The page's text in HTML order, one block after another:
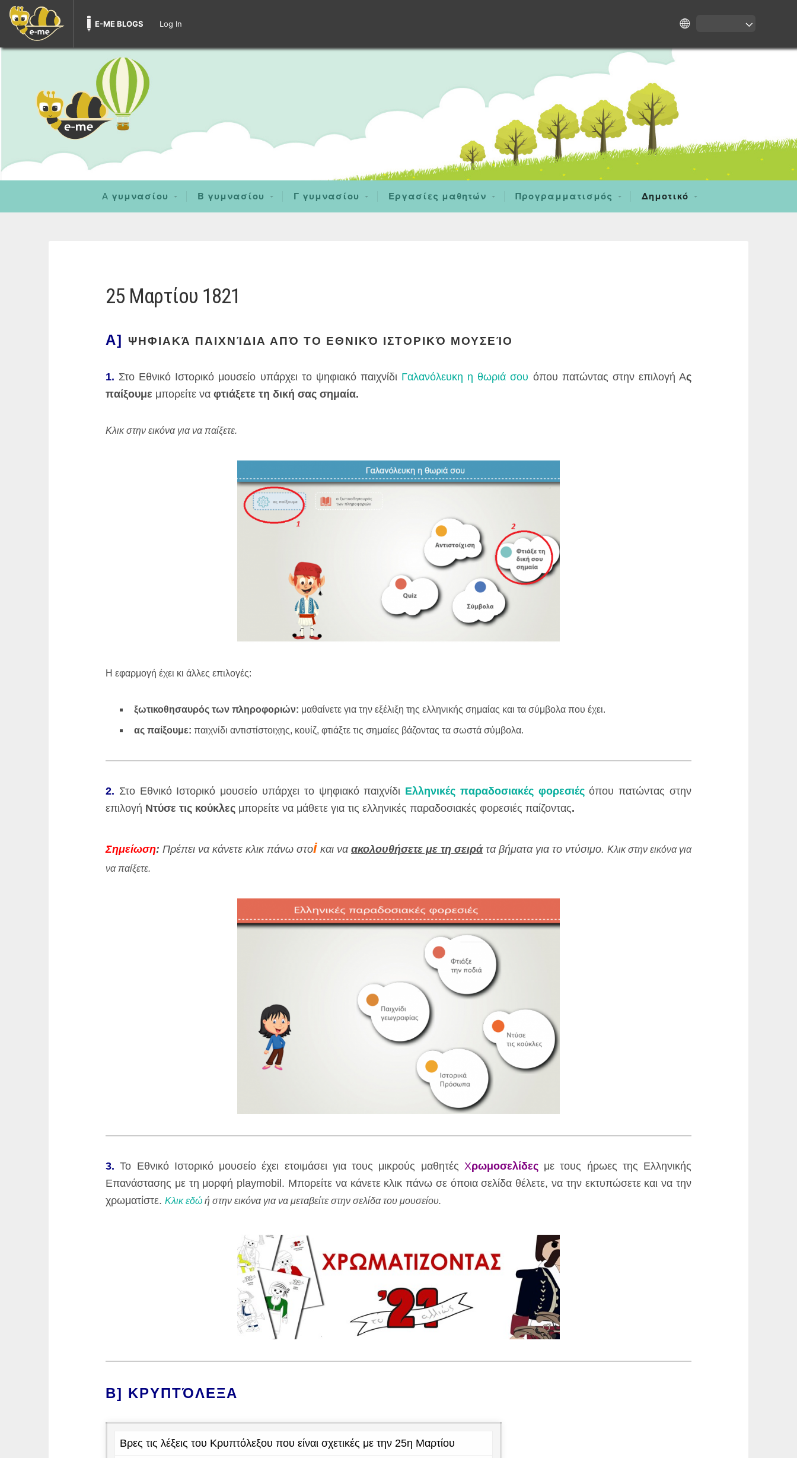
E-ME BLOGS Log In
A γυμνασίου Β γυμνασίου Γ γυμνασίου Εργασίες μαθητών Προγραμματισμός Δημοτικό
25 Μαρτίου 1821
Α] ΨΗΦΙΑΚΆ ΠΑΙΧΝΊΔΙΑ ΑΠΌ ΤΟ ΕΘΝΙΚΌ ΙΣΤΟΡΙΚΌ ΜΟΥΣΕΊΟ
1. Στο Εθνικό Ιστορικό μουσείο υπάρχει το ψηφιακό παιχνίδι Γαλανόλευκη η θωριά σου όπου πατώντας στην επιλογή Ας
παίξουμε μπορείτε να φτιάξετε τη δική σας σημαία.
Κλικ στην εικόνα για να παίξετε.
Η εφαρμογή έχει κι άλλες επιλογές:
ξωτικοθησαυρός των πληροφοριών: μαθαίνετε για την εξέλιξη της ελληνικής σημαίας και τα σύμβολα που έχει.
ας παίξουμε: παιχνίδι αντιστίστοιχης, κουίζ, φτιάξτε τις σημαίες βάζοντας τα σωστά σύμβολα.
2. Στο Εθνικό Ιστορικό μουσείο υπάρχει το ψηφιακό παιχνίδι Ελληνικές παραδοσιακές φορεσιέςόπου πατώντας στην
επιλογή Ντύσε τις κούκλες μπορείτε να μάθετε για τις ελληνικές παραδοσιακές φορεσιές παίζοντας.
Σημείωση: Πρέπει να κάνετε κλικ πάνω στοi και να ακολουθήσετε με τη σειράτα βήματα για το ντύσιμο. Κλικ στην εικόνα για
να παίξετε.
3. Το Εθνικό Ιστορικό μουσείο έχει ετοιμάσει για τους μικρούς μαθητές Χρωμοσελίδες με τους ήρωες της Ελληνικής
Επανάστασης με τη μορφή playmobil. Μπορείτε να κάνετε κλικ πάνω σε όποια σελίδα θέλετε, να την εκτυπώσετε και να την
χρωματίστε. Κλικ εδώ ή στην εικόνα για να μεταβείτε στην σελίδα του μουσείου.
B] ΚΡΥΠΤΌΛΕΞΑ